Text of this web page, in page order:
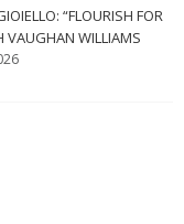
“FLOURISH FOR
VAUGHAN WILLIAMS